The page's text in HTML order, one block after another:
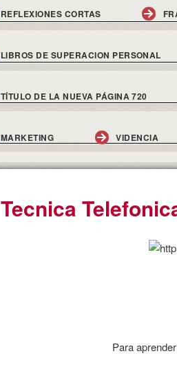
REFLEXIONES CORTAS
LIBROS DE SUPERACION PERSONAL
TÍTULO DE LA NUEVA PÁGINA 720
MARKETING VIDENCIA
Tecnica
Para